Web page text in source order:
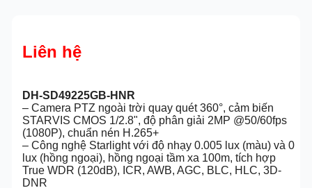
Liên hệ
DH-SD49225GB-HNR
– Camera PTZ ngoài trời quay quét 360°, cảm biến
STARVIS CMOS 1/2.8", độ phân giải 2MP @50/60fps
(1080P), chuẩn nén H.265+
– Công nghệ Starlight với độ nhạy 0.005 lux (màu) và 0
lux (hồng ngoại), hồng ngoại tầm xa 100m, tích hợp
True WDR (120dB), ICR, AWB, AGC, BLC, HLC, 3D-
DNR